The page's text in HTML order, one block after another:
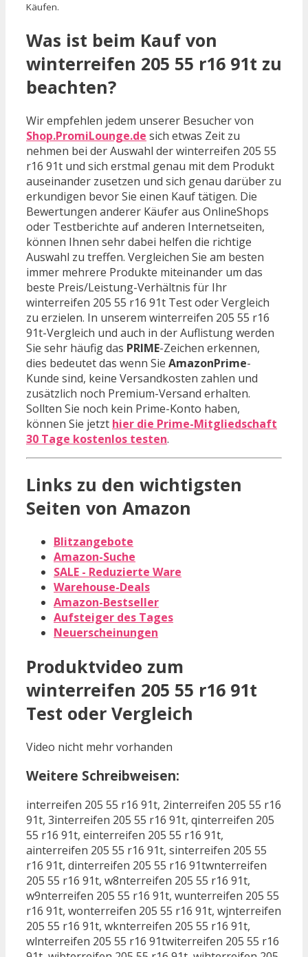
Käufen.
Was ist beim Kauf von
winterreifen 205 55 r16 91t zu
beachten?
Wir empfehlen jedem unserer Besucher von
Shop.PromiLounge.de sich etwas Zeit zu
nehmen bei der Auswahl der winterreifen 205 55
r16 91t und sich erstmal genau mit dem Produkt
auseinander zusetzen und sich genau darüber zu
erkundigen bevor Sie einen Kauf tätigen. Die
Bewertungen anderer Käufer aus OnlineShops
oder Testberichte auf anderen Internetseiten,
können Ihnen sehr dabei helfen die richtige
Auswahl zu treffen. Vergleichen Sie am besten
immer mehrere Produkte miteinander um das
beste Preis/Leistung-Verhältnis für Ihr
winterreifen 205 55 r16 91t Test oder Vergleich
zu erzielen. In unserem winterreifen 205 55 r16
91t-Vergleich und auch in der Auflistung werden
Sie sehr häufig das PRIME-Zeichen erkennen,
dies bedeutet das wenn Sie AmazonPrime-
Kunde sind, keine Versandkosten zahlen und
zusätzlich noch Premium-Versand erhalten.
Sollten Sie noch kein Prime-Konto haben,
können Sie jetzt hier die Prime-Mitgliedschaft
30 Tage kostenlos testen.
Links zu den wichtigsten
Seiten von Amazon
Blitzangebote
Amazon-Suche
SALE - Reduzierte Ware
Warehouse-Deals
Amazon-Bestseller
Aufsteiger des Tages
Neuerscheinungen
Produktvideo zum
winterreifen 205 55 r16 91t
Test oder Vergleich
Video nicht mehr vorhanden
Weitere Schreibweisen:
interreifen 205 55 r16 91t, 2interreifen 205 55 r16
91t, 3interreifen 205 55 r16 91t, qinterreifen 205
55 r16 91t, einterreifen 205 55 r16 91t,
ainterreifen 205 55 r16 91t, sinterreifen 205 55
r16 91t, dinterreifen 205 55 r16 91twnterreifen
205 55 r16 91t, w8nterreifen 205 55 r16 91t,
w9nterreifen 205 55 r16 91t, wunterreifen 205 55
r16 91t, wonterreifen 205 55 r16 91t, wjnterreifen
205 55 r16 91t, wknterreifen 205 55 r16 91t,
wlnterreifen 205 55 r16 91twiterreifen 205 55 r16